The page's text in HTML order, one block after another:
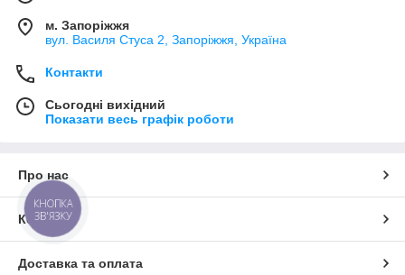
м. Запоріжжя
вул. Василя Стуса 2, Запоріжжя, Україна
Контакти
Сьогодні вихідний
Показати весь графік роботи
Про нас
Контакти
Доставка та оплата
КНОПКА
ЗВ'ЯЗКУ